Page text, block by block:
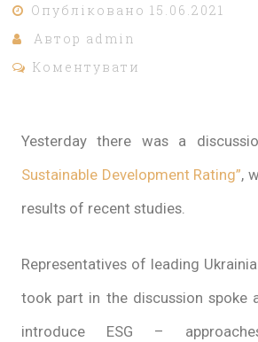
Опубліковано 15.06.2021
Автор admin
Коментувати
Yesterday there was a
Sustainable Development Rating”,
results of recent studies.
Representatives of leading
took part in the discussion spoke
introduce ESG –